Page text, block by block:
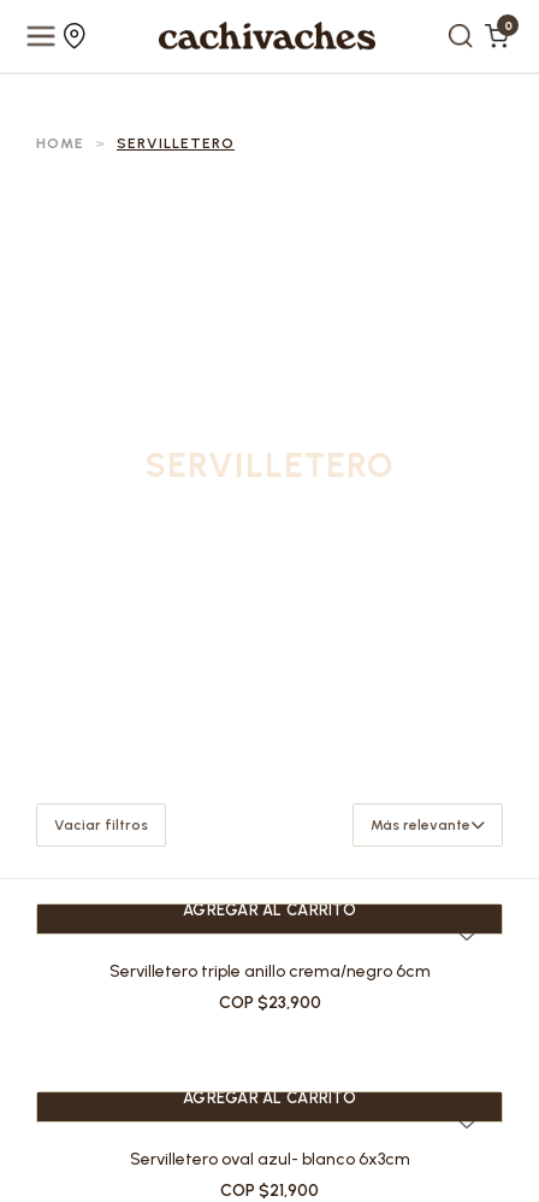
0
HOME > SERVILLETERO
SERVILLETERO
Vaciar filtros Más relevante
AGREGAR AL CARRITO
Servilletero triple anillo crema/negro 6cm
COP $23,900
AGREGAR AL CARRITO
Servilletero oval azul- blanco 6x3cm
COP $21,900